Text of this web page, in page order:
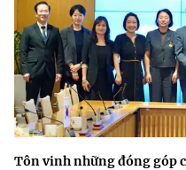
Tôn vinh những đóng góp